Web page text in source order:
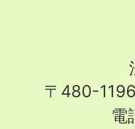
〒480-
電